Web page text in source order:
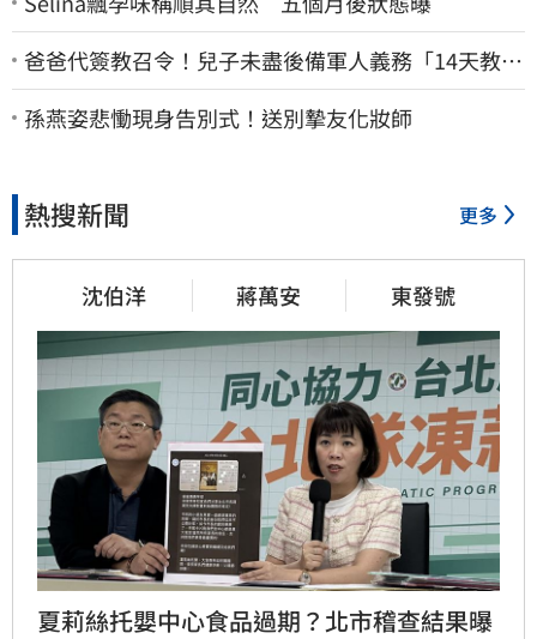
爸爸代簽教召令！兒子未盡後備軍人義務「14天教召
不去」換3個月刑期
孫燕姿悲慟現身告別式！送別摯友化妝師
熱搜新聞 更多
沈伯洋 蔣萬安 東發號
夏莉絲托嬰中心食品過期？北市稽查結果曝